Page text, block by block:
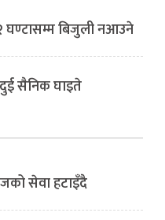
घण्टासम्म बिजुली नआउने
सैनिक घाइते
सेवा हटाइँदै